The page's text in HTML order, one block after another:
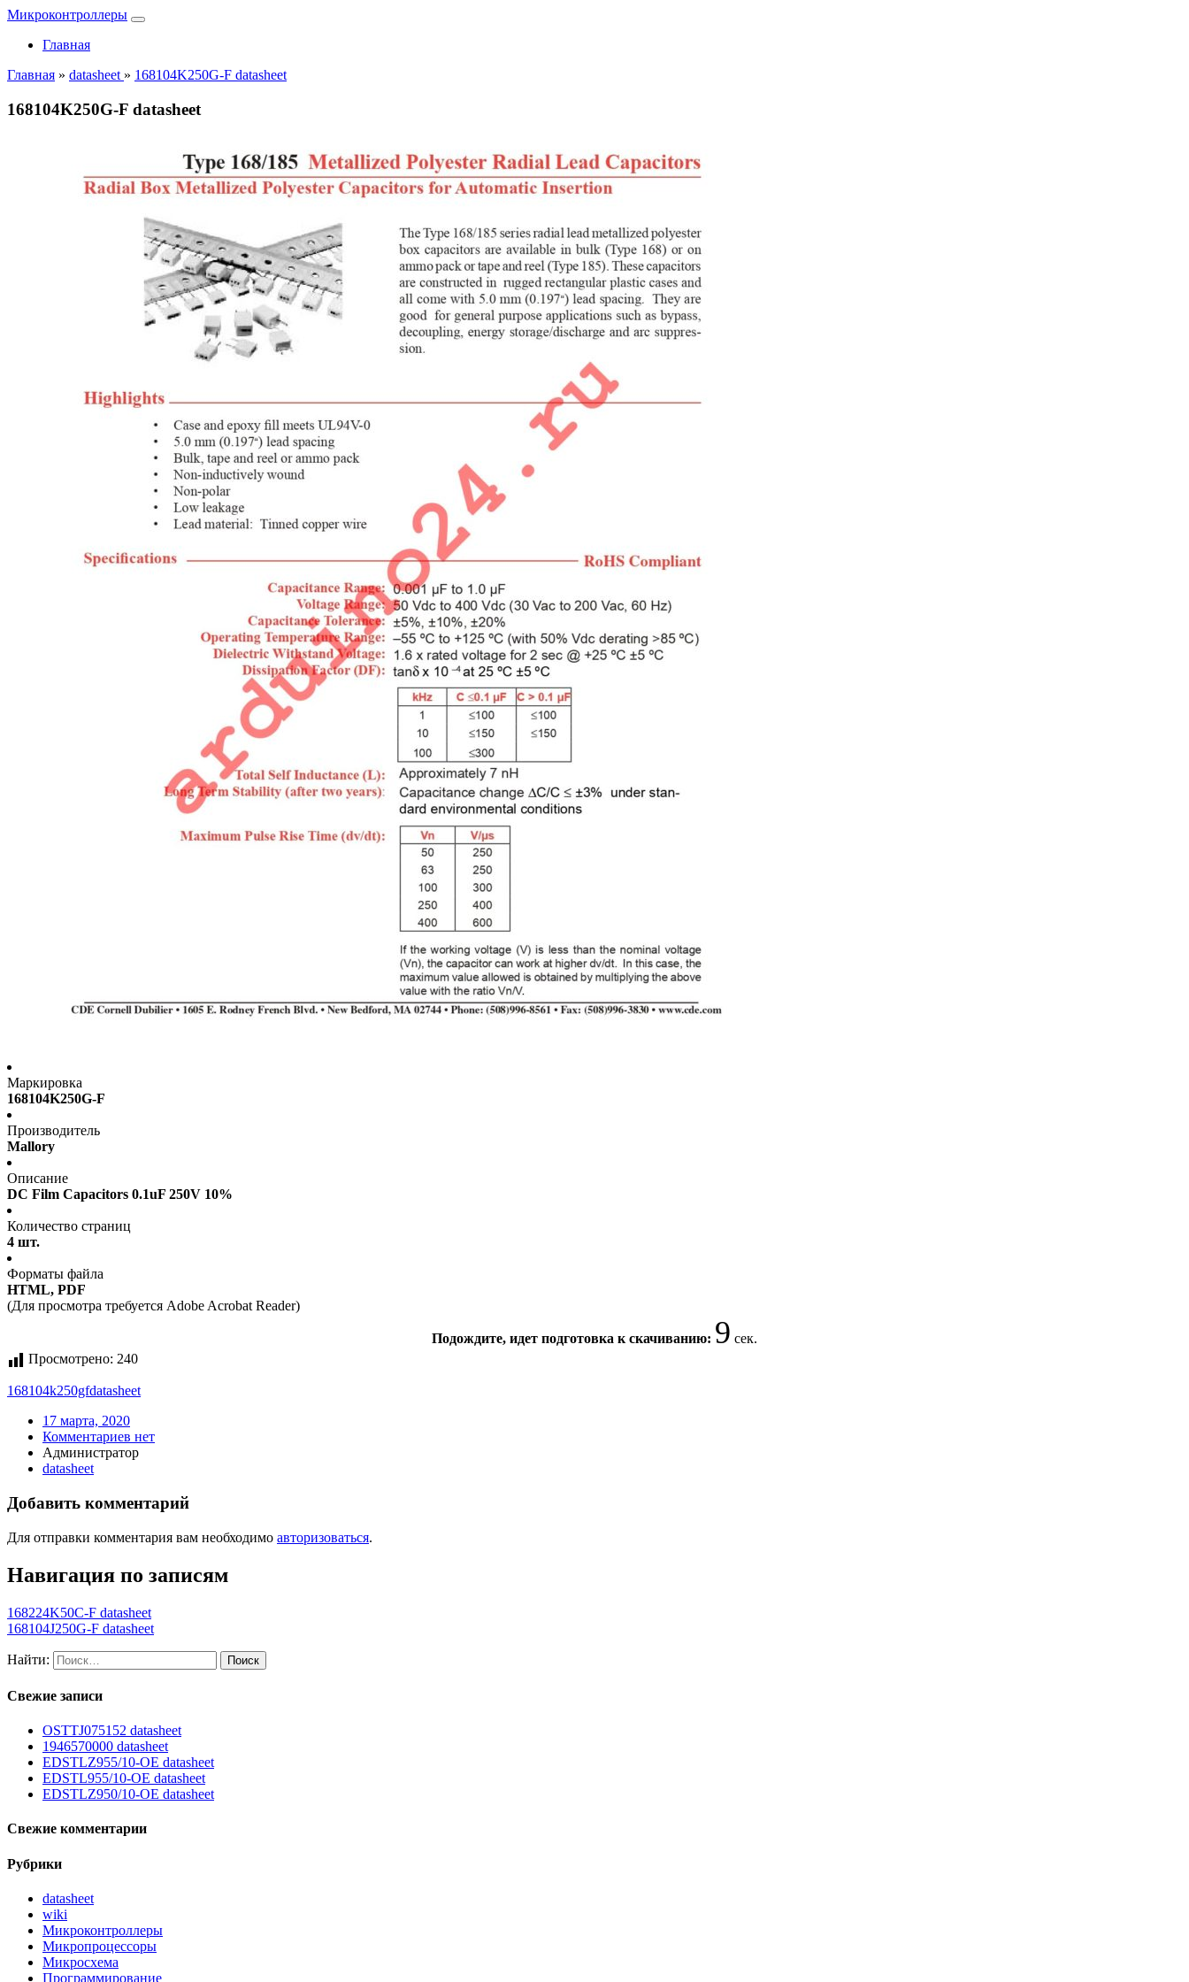
Микроконтроллеры
Главная
Главная » datasheet » 168104K250G-F datasheet
168104K250G-F datasheet
Маркировка
168104K250G-F
Производитель
Mallory
Описание
DC Film Capacitors 0.1uF 250V 10%
Количество страниц
4 шт.
Форматы файла
HTML, PDF
(Для просмотра требуется Adobe Acrobat Reader)
Подождите, идет подготовка к скачиванию: 8 сек.
Просмотрено: 240
168104k250gfdatasheet
17 марта, 2020
Комментариев нет
Администратор
datasheet
Добавить комментарий
Для отправки комментария вам необходимо авторизоваться.
Навигация по записям
168224K50C-F datasheet
168104J250G-F datasheet
Найти:
Свежие записи
OSTTJ075152 datasheet
1946570000 datasheet
EDSTLZ955/10-OE datasheet
EDSTL955/10-OE datasheet
EDSTLZ950/10-OE datasheet
Свежие комментарии
Рубрики
datasheet
wiki
Микроконтроллеры
Микропроцессоры
Микросхема
Программирование